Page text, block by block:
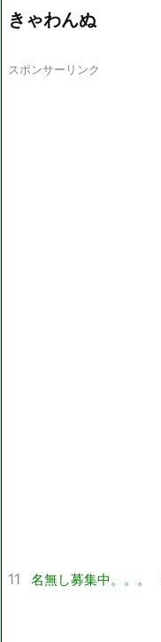
きゃわんぬ
スポンサーリンク
11 名無し募集中。。。